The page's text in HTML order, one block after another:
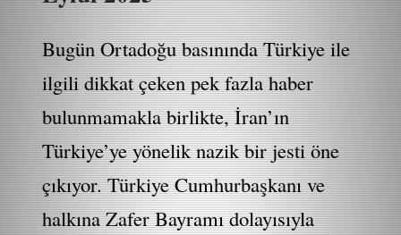
Bugün Ortadoğu basınında Türkiye ile
ilgili dikkat çeken pek fazla haber
bulunmamakla birlikte, İran’ın
Türkiye’ye yönelik nazik bir jesti öne
çıkıyor. Türkiye Cumhurbaşkanı ve
halkına Zafer Bayramı dolayısıyla